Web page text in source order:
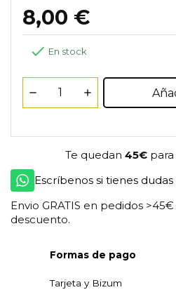
8,00 €
 En stock
Te quedan 45€para
Escríbenos si tienes
Envio GRATIS en pedidos
descuento.
Formas de pago
Tarjeta y Bizum